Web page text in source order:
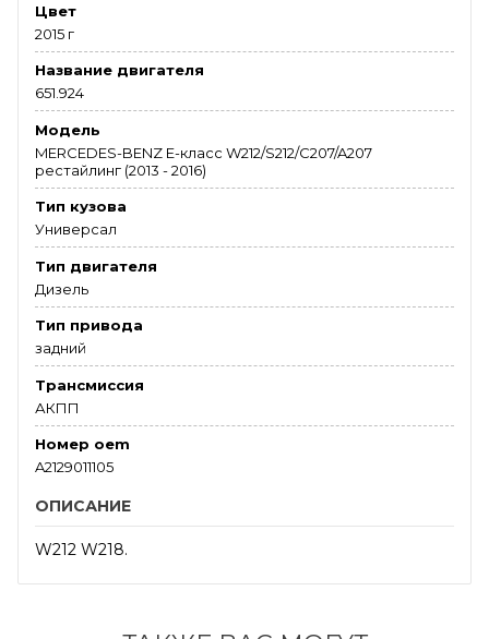
Цвет
2015 г
Название двигателя
651.924
Модель
MERCEDES-BENZ E-класс W212/S212/C207/A207
рестайлинг (2013 - 2016)
Тип кузова
Универсал
Тип двигателя
Дизель
Тип привода
задний
Трансмиссия
АКПП
Номер oem
A2129011105
ОПИСАНИЕ
W212 W218.